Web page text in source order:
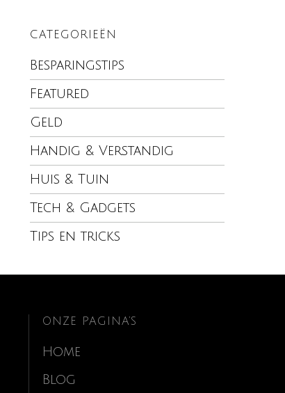
CATEGORIEËN
Besparingstips
Featured
Geld
Handig & Verstandig
Huis & Tuin
Tech & Gadgets
Tips en tricks
ONZE PAGINA’S
Home
Blog